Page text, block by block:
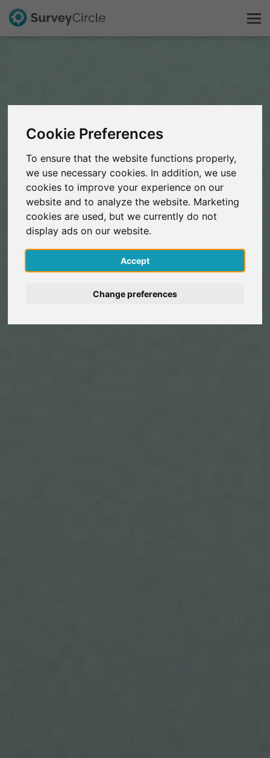
Cookie Preferences
To ensure that the website functions properly,
we use necessary cookies. In addition, we use
cookies to improve your experience on our
website and to analyze the website. Marketing
cookies are used, but we currently do not
display ads on our website.
Accept
Change preferences
FAQ
Registrati gratis
Accedi
English
Deutsch
Nederlands